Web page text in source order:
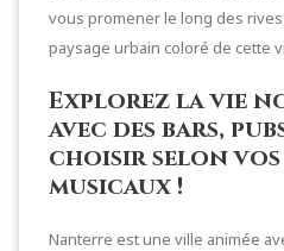
vous promener le long des
paysage urbain coloré de cette
Explorez la vie
avec des bars,
choisir selon
musicaux !
Nanterre est une ville animée